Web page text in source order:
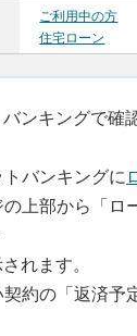
ご利用中の方
住宅ローン
ンキングで確
バンキングに
上部から「ロ
れます。
約の「返済予